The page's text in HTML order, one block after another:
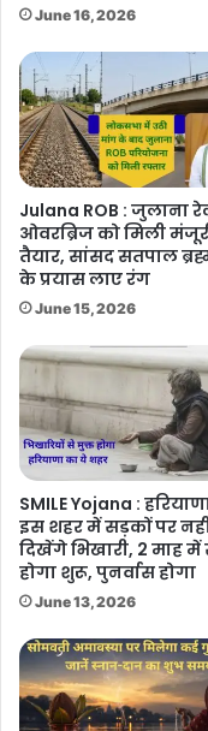
June 16, 2026
Julana ROB : जुलाना
ओवरब्रिज को मिली
तैयार, सांसद सतपाल
के प्रयास लाए रंग
June 15, 2026
SMILE Yojana :
इस शहर में सड़कों पर
दिखेंगे भिखारी, 2 माह में
होगा शुरू, पुनर्वास होगा
June 13, 2026